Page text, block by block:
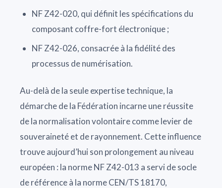
NF Z42-020, qui définit les spécifications du
composant coffre-fort électronique ;
NF Z42-026, consacrée à la fidélité des
processus de numérisation.
Au-delà de la seule expertise technique, la
démarche de la Fédération incarne une réussite
de la normalisation volontaire comme levier de
souveraineté et de rayonnement. Cette influence
trouve aujourd’hui son prolongement au niveau
européen : la norme NF Z42-013 a servi de socle
de référence à la norme CEN/TS 18170,